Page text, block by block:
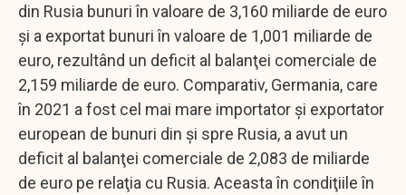
din Rusia bunuri în valoare de 3,160 miliarde de euro
şi a exportat bunuri în valoare de 1,001 miliarde de
euro, rezultând un deficit al balanţei comerciale de
2,159 miliarde de euro. Comparativ, Germania, care
în 2021 a fost cel mai mare importator şi exportator
european de bunuri din şi spre Rusia, a avut un
deficit al balanţei comerciale de 2,083 de miliarde
de euro pe relaţia cu Rusia. Aceasta în condiţiile în